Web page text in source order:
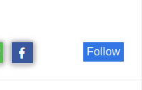
Follow